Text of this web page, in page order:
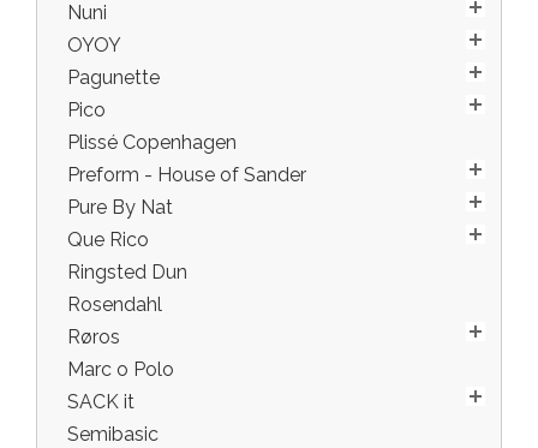
Nuni
OYOY
Pagunette
Pico
Plissé Copenhagen
Preform - House of Sander
Pure By Nat
Que Rico
Ringsted Dun
Rosendahl
Røros
Marc o Polo
SACK it
Semibasic